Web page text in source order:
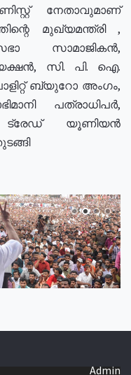
നേതാവുമാണ്
മുഖ്യമന്ത്രി ,
സാമാജികൻ,
സി. പി. ഐ.
ബ്യുറോ അംഗം,
പത്രാധിപർ,
യൂണിയൻ
Admin